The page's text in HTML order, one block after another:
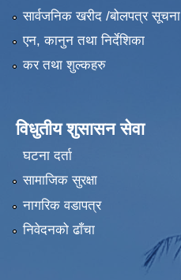
सार्वजनिक खरीद /बोलपत्र सूचना
एन, कानुन तथा निर्देशिका
कर तथा शुल्कहरु
विधुतीय शुसासन सेवा
घटना दर्ता
सामाजिक सुरक्षा
नागरिक वडापत्र
निवेदनको ढाँचा